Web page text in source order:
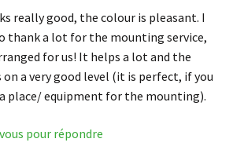
really good, the colour is pleasant. I
thank a lot for the mounting service,
for us! It helps a lot and the
a very good level (it is perfect, if you
place/ equipment for the mounting).
pour répondre